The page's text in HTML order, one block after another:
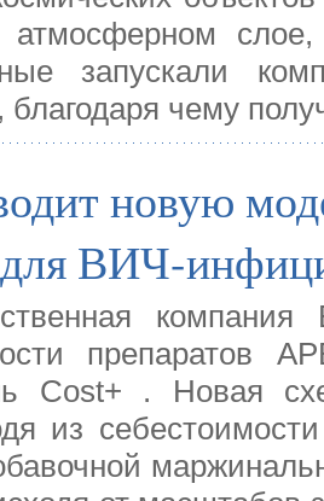
атмосферном
запускали
чему
новую
ВИЧ-
препаратов
Cost+ . Новая
из